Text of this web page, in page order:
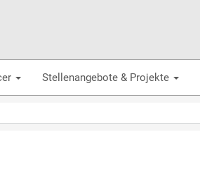
Stellenangebote & Projekte